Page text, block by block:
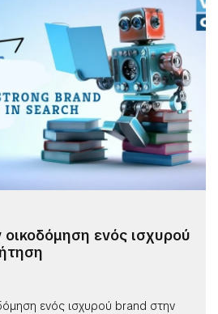
οικοδόμηση ενός ισχυρού
ενός ισχυρού brand στην